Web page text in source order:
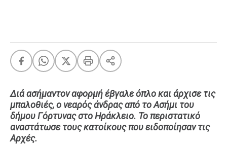
A-List LGBTQI+
LIFE
Διά ασήμαντον αφορμή έβγαλε όπλο και άρχισε τις
μπαλοθιές, ο νεαρός άνδρας από το Ασήμι του
δήμου Γόρτυνας στο Ηράκλειο. Το περιστατικό
αναστάτωσε τους κατοίκους που ειδοποίησαν τις
Αρχές.